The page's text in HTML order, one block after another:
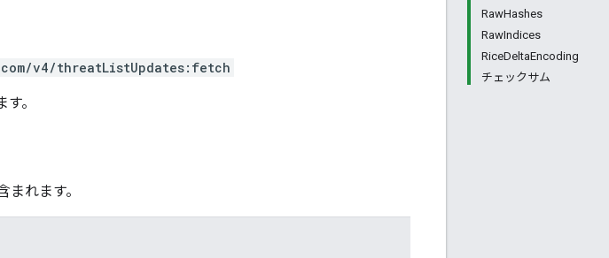
RawHashes
RawIndices
RiceDeltaEncoding
チェックサム
v4/threatListUpdates:fetch
。
れます。